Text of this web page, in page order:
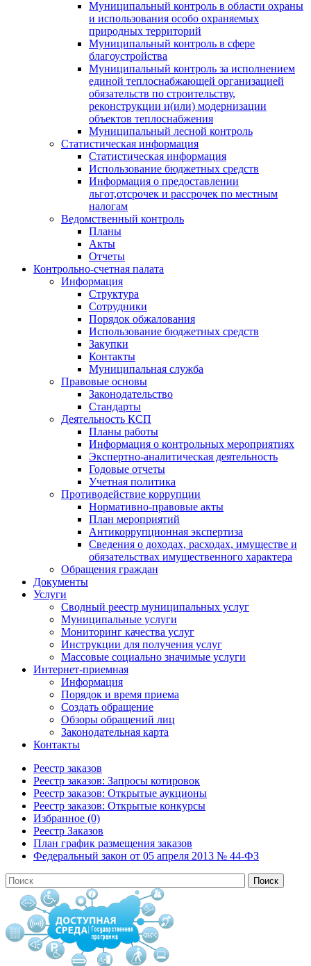
Муниципальный контроль в области охраны
и использования особо охраняемых
природных территорий
Муниципальный контроль в сфере
благоустройства
Муниципальный контроль за исполнением
единой теплоснабжающей организацией
обязательств по строительству,
реконструкции и(или) модернизации
объектов теплоснабжения
Муниципальный лесной контроль
Статистическая информация
Статистическая информация
Использование бюджетных средств
Информация о предоставлении
льгот,отсрочек и рассрочек по местным
налогам
Ведомственный контроль
Планы
Акты
Отчеты
Контрольно-счетная палата
Информация
Структура
Сотрудники
Порядок обжалования
Использование бюджетных средств
Закупки
Контакты
Муниципальная служба
Правовые основы
Законодательство
Стандарты
Деятельность КСП
Планы работы
Информация о контрольных мероприятиях
Экспертно-аналитическая деятельность
Годовые отчеты
Учетная политика
Противодействие коррупции
Нормативно-правовые акты
План мероприятий
Антикоррупционная экспертиза
Сведения о доходах, расходах, имуществе и
обязательствах имущественного характера
Обращения граждан
Документы
Услуги
Сводный реестр муниципальных услуг
Муниципальные услуги
Мониторинг качества услуг
Инструкции для получения услуг
Массовые социально значимые услуги
Интернет-приемная
Информация
Порядок и время приема
Создать обращение
Обзоры обращений лиц
Законодательная карта
Контакты
Реестр заказов
Реестр заказов: Запросы котировок
Реестр заказов: Открытые аукционы
Реестр заказов: Открытые конкурсы
Избранное (0)
Реестр Заказов
План график размещения заказов
Федеральный закон от 05 апреля 2013 № 44-ФЗ